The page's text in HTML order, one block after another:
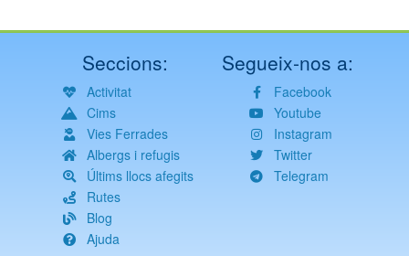
Seccions:
Activitat
Cims
Vies Ferrades
Albergs i refugis
Últims llocs afegits
Rutes
Blog
Ajuda
Segueix-nos a:
Facebook
Youtube
Instagram
Twitter
Telegram